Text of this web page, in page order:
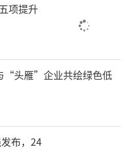
供的生态环境就
设备预测性维护的
有限公司始终面临
系统需要几十人、
项提升
“头雁”企业共绘绿色低
布，24